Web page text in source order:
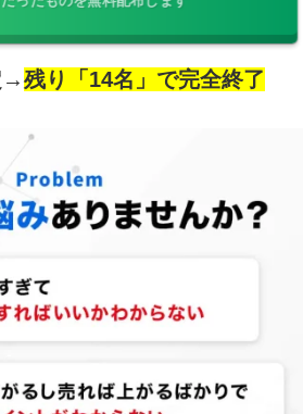
→残り「14名」で完全終了